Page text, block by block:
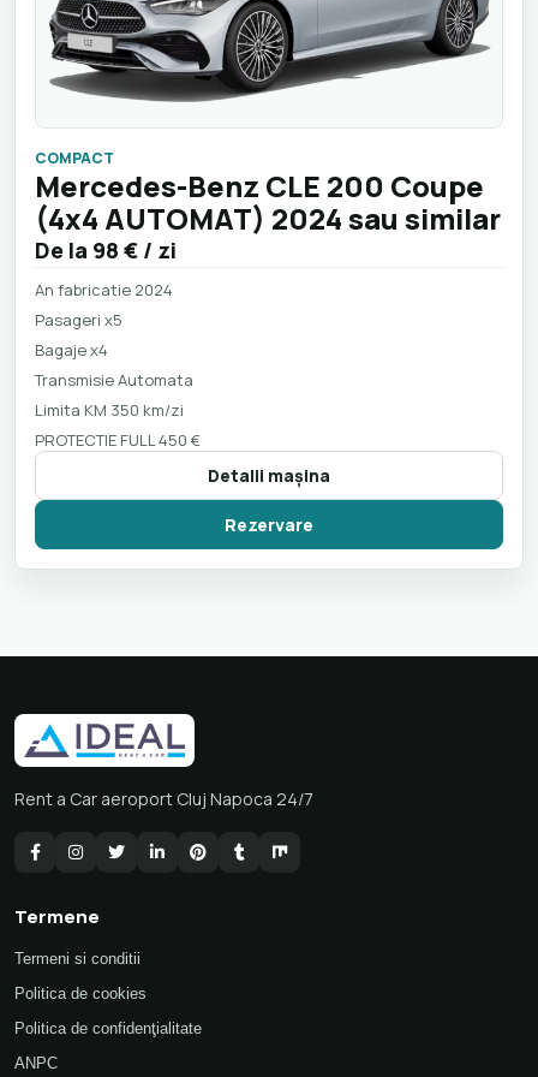
COMPACT
Mercedes-Benz CLE 200 Coupe
(4x4 AUTOMAT) 2024 sau similar
De la 98 € / zi
An fabricatie 2024
Pasageri x5
Bagaje x4
Transmisie Automata
Limita KM 350 km/zi
PROTECTIE FULL 450 €
Detalii maşina
Rezervare
Rent a Car aeroport Cluj Napoca 24/7
Termene
Termeni si conditii
Politica de cookies
Politica de confidenţialitate
ANPC